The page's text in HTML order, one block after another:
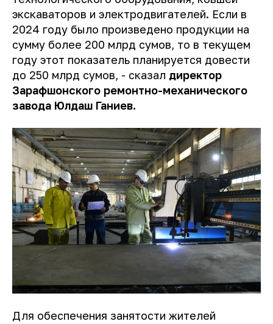
экскаваторов и электродвигателей. Если в
2024 году было произведено продукции на
сумму более 200 млрд сумов, то в текущем
году этот показатель планируется довести
до 250 млрд сумов, - сказал директор
Зарафшонского ремонтно-механического
завода Юлдаш Ганиев.
Для обеспечения занятости жителей